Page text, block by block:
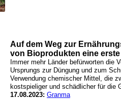
Auf dem Weg zur
von Bioprodukten eine
Immer mehr Länder befürworten die
Ursprungs zur Düngung und zum
Verwendung chemischer Mittel, die
kostspieliger und schädlicher für die
17.08.2023: Granma